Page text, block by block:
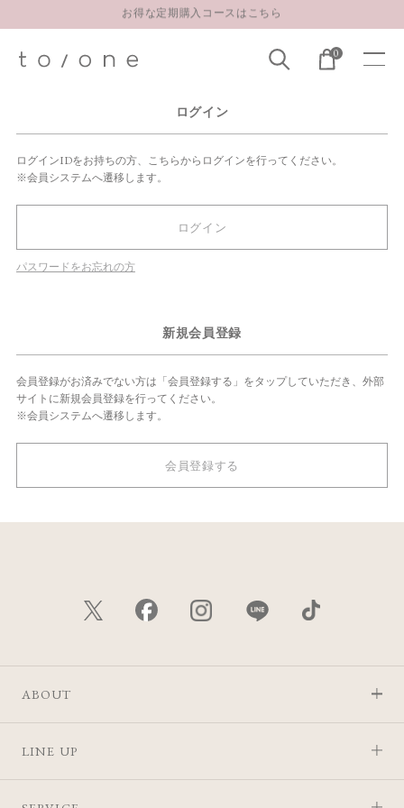
お得な定期購入コースはこちら
【重要】お盆期間中のお問い合わせと商品配送に関しまして
0
ログイン
ログインIDをお持ちの方、こちらからログインを行ってください。
※会員システムへ遷移します。
ログイン
パスワードをお忘れの方
新規会員登録
会員登録がお済みでない方は「会員登録する」をタップしていただき、外部
サイトに新規会員登録を行ってください。
※会員システムへ遷移します。
会員登録する
ABOUT
LINE UP